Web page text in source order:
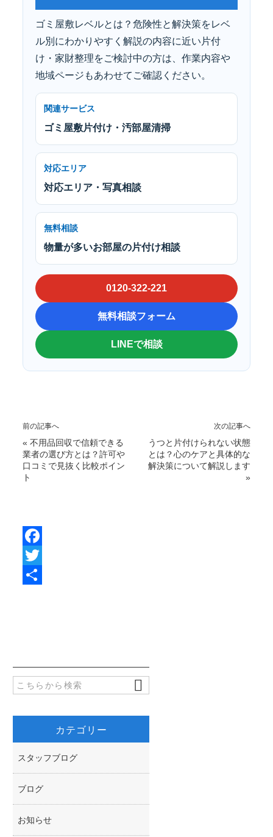
ゴミ屋敷レベルとは？危険性と解決策をレベ
ル別にわかりやすく解説の内容に近い片付
け・家財整理をご検討中の方は、作業内容や
地域ページもあわせてご確認ください。
関連サービス
ゴミ屋敷片付け・汚部屋清掃
対応エリア
対応エリア・写真相談
無料相談
物量が多いお部屋の片付け相談
0120-322-221
無料相談フォーム
LINEで相談
前の記事へ
« 不用品回収で信頼できる
業者の選び方とは？許可や
口コミで見抜く比較ポイン
ト
次の記事へ
うつと片付けられない状態
とは？心のケアと具体的な
解決策について解説します
»
F
カテゴリー
スタッフブログ
ブログ
お知らせ